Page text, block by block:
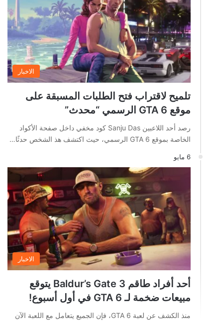
الاخبار
تلميح لاقتراب فتح الطلبات المسبقة على
موقع GTA 6 الرسمي “محدث”
رصد أحد اللاعبين Sanju Das كود مخفي داخل صفحة الأكواد
الخاصة بموقع GTA 6 الرسمي، حيث اكتشف هذ الشخص حدثًا…
6 مايو
الاخبار
أحد أفراد طاقم Baldur’s Gate 3 يتوقع
مبيعات ضخمة لـ GTA 6 في أول أسبوع!
منذ الكشف عن لعبة GTA 6، فإن الجميع يتعامل مع اللعبة الآن